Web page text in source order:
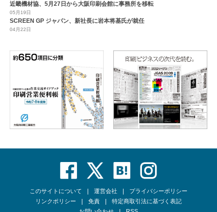
近畿機材協、5月27日から大阪印刷会館に事務所を移転
05月19日
SCREEN GP ジャパン、新社長に岩本将基氏が就任
04月22日
このサイトについて 運営会社
プライバシーポリシー
リンクポリシー
免責
特定商取引法に基づく表記